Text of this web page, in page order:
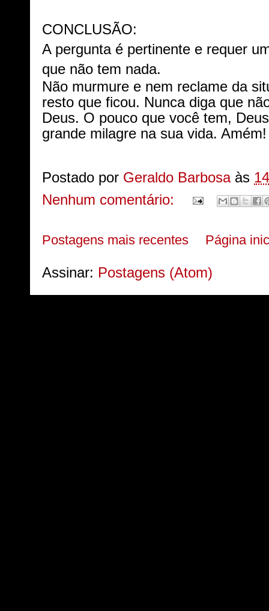
CONCLUSÃO:
A pergunta é pertinente e requer
que não tem nada.
Não murmure e nem reclame da
resto que ficou. Nunca diga que
Deus. O pouco que você tem,
grande milagre na sua vida. Amém!
Postado por Geraldo Barbosa às
Nenhum comentário:
Postagens mais recentes Página
Assinar: Postagens (Atom)